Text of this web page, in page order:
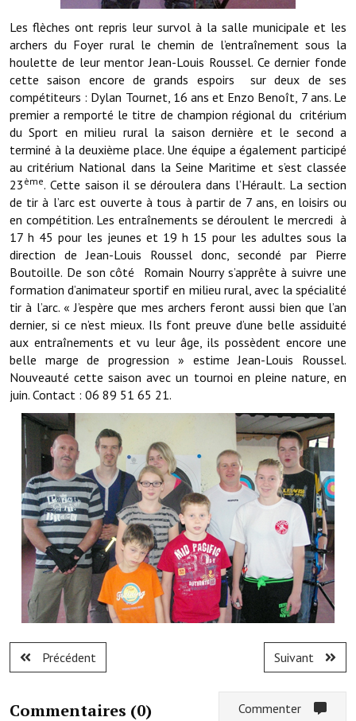
Rapport d'orientation budgétaire
Actions et projets
Projets et travaux en cours
Procès verbaux des conseils municipaux
Communication
Le bulletin municipal : Fressinfo & Le Fressinois
Toutes les publications
Le village dans l'intercommunalité
Communauté de communes
Autres groupements
Les réseaux partenaires
L'association des maires
L'office de tourisme
Le conseil départemental
VILLE PRATIQUE
Services publics intercommunaux
Affaires scolaires, CCAS
Eaux, assainissement
France Renov
Déchets ménagers, tri sélectif, encombrants
Les flèches ont repris leur survol à la salle municipale et les
archers du Foyer rural le chemin de l’entraînement sous la
houlette de leur mentor Jean-Louis Roussel. Ce dernier fonde
cette saison encore de grands espoirs sur deux de ses
compétiteurs : Dylan Tournet, 16 ans et Enzo Benoît, 7 ans. Le
premier a remporté le titre de champion régional du critérium
du Sport en milieu rural la saison dernière et le second a
terminé à la deuxième place. Une équipe a également participé
au critérium National dans la Seine Maritime et s’est classée
23 ème. Cette saison il se déroulera dans l’Hérault. La section
de tir à l’arc est ouverte à tous à partir de 7 ans, en loisirs ou
en compétition. Les entraînements se déroulent le mercredi à
17 h 45 pour les jeunes et 19 h 15 pour les adultes sous la
direction de Jean-Louis Roussel donc, secondé par Pierre
Boutoille. De son côté Romain Nourry s’apprête à suivre une
formation d’animateur sportif en milieu rural, avec la spécialité
tir à l’arc. « J’espère que mes archers feront aussi bien que l’an
dernier, si ce n’est mieux. Ils font preuve d’une belle assiduité
aux entraînements et vu leur âge, ils possèdent encore une
belle marge de progression » estime Jean-Louis Roussel.
Nouveauté cette saison avec un tournoi en pleine nature, en
juin. Contact : 06 89 51 65 21.
Précédent Suivant
Commentaires (0)